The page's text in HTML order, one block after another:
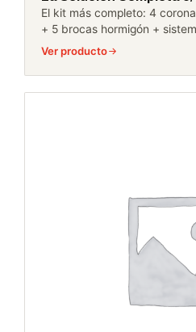
El kit más completo: 4
+ 5 brocas hormigón +
Ver producto